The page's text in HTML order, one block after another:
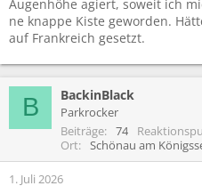
Augenhöhe agiert, soweit ich
ne knappe Kiste geworden.
auf Frankreich gesetzt.
B BackinBlack
Parkrocker
Beiträge
74
Ort
Schönau am
1. Juli 2026